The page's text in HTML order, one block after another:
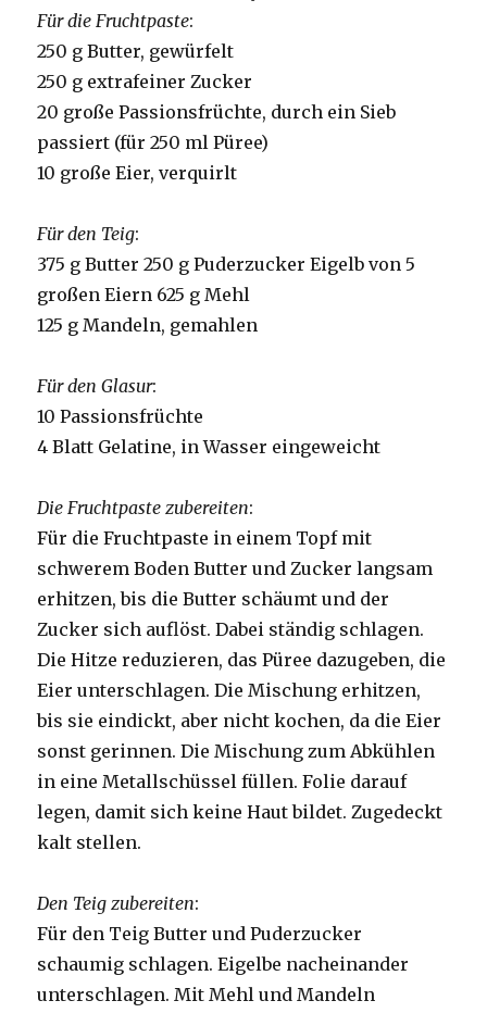
Für die Fruchtpaste:
250 g Butter, gewürfelt
250 g extrafeiner Zucker
20 große Passionsfrüchte, durch ein Sieb
passiert (für 250 ml Püree)
10 große Eier, verquirlt
Für den Teig:
375 g Butter 250 g Puderzucker Eigelb von 5
großen Eiern 625 g Mehl
125 g Mandeln, gemahlen
Für den Glasur:
10 Passionsfrüchte
4 Blatt Gelatine, in Wasser eingeweicht
Die Fruchtpaste zubereiten:
Für die Fruchtpaste in einem Topf mit
schwerem Boden Butter und Zucker langsam
erhitzen, bis die Butter schäumt und der
Zucker sich auflöst. Dabei ständig schlagen.
Die Hitze reduzieren, das Püree dazugeben, die
Eier unterschlagen. Die Mischung erhitzen,
bis sie eindickt, aber nicht kochen, da die Eier
sonst gerinnen. Die Mischung zum Abkühlen
in eine Metallschüssel füllen. Folie darauf
legen, damit sich keine Haut bildet. Zugedeckt
kalt stellen.
Den Teig zubereiten:
Für den Teig Butter und Puderzucker
schaumig schlagen. Eigelbe nacheinander
unterschlagen. Mit Mehl und Mandeln